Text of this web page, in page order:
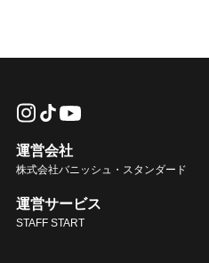
運営会社
株式会社バニッシュ・スタンダード
運営サービス
STAFF START